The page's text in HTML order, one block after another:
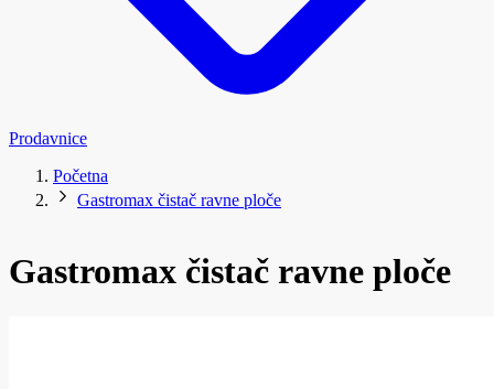
Prodavnice
Početna
Gastromax čistač ravne ploče
Gastromax čistač ravne ploče